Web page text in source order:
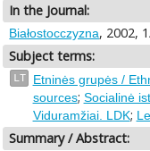
In the Journal:
Białostocczyzna, 2002,
Subject terms:
LT Etninės grupės /
sources; Socialinė
Viduramžiai. LDK;
Summary / Abstract: